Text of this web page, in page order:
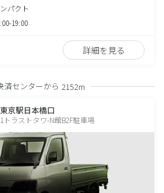
パクト
19:00
詳細を見る
済センターから 2152m
京駅日本橋口
トラストタワ-N館B2F駐車場